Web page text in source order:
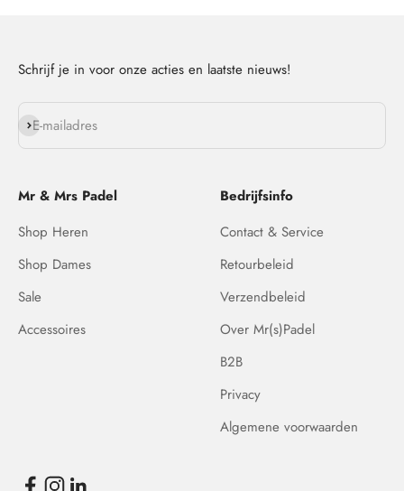
Schrijf je in voor onze acties en laatste nieuws!
E-mailadres
Abonneren
Mr & Mrs Padel
Shop Heren
Shop Dames
Sale
Accessoires
Bedrijfsinfo
Contact & Service
Retourbeleid
Verzendbeleid
Over Mr(s)Padel
B2B
Privacy
Algemene voorwaarden